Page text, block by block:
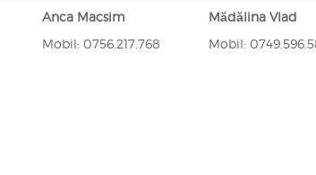
Anca Macsim
Mobil: 0756.217.768
Mădălina Vlad
Mobil: